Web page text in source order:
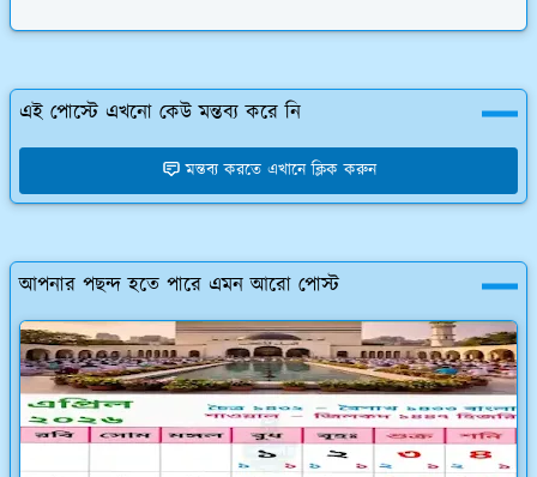
এই পোস্টে এখনো কেউ মন্তব্য করে নি
মন্তব্য করতে এখানে ক্লিক করুন
আপনার পছন্দ হতে পারে এমন আরো পোস্ট